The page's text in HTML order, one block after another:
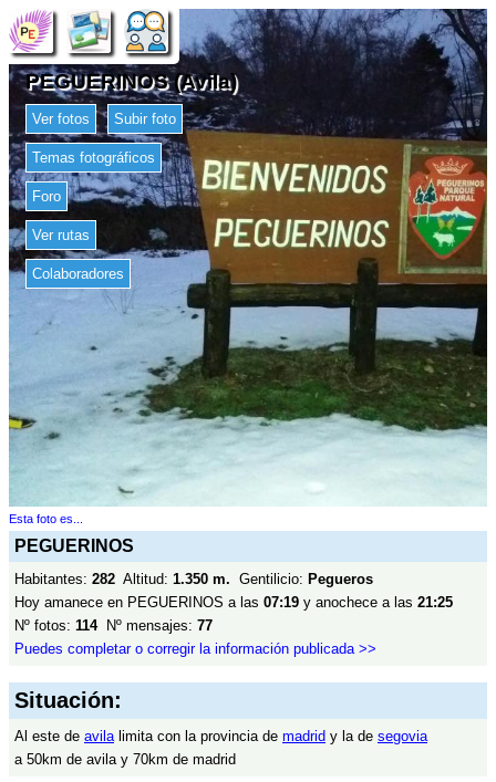
PEGUERINOS (Avila)
Ver fotos Subir foto
Temas fotográficos
Foro
Ver rutas
Colaboradores
Esta foto es...
PEGUERINOS
Habitantes: 282 Altitud: 1.350 m. Gentilicio: Pegueros
Hoy amanece en PEGUERINOS a las 07:19 y anochece a las 21:25
Nº fotos: 114Nº mensajes: 77
Puedes completar o corregir la información publicada >>
Situación:
Al este de avilalimita con la provincia de madrid y la de segovia
a 50km de avila y 70km de madrid